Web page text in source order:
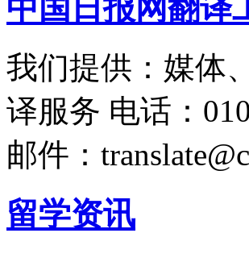
中国日报网翻译
我们提供：媒体
译服务 电话：
邮件：
留学资讯